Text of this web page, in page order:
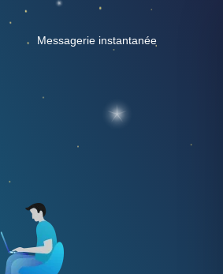
Messagerie instantanée